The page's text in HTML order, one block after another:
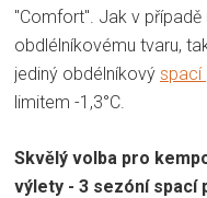
"Comfort". Jak v
obdlélníkovému tvaru,
jediný obdélníkový spací
limitem -1,3°C.
Skvělý volba pro
výlety - 3 sezóní spací